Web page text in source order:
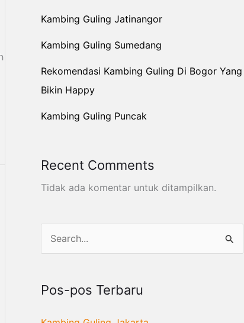
Kambing Guling Jatinangor
Kambing Guling Sumedang
Rekomendasi Kambing Guling Di Bogor Yang
Bikin Happy
Kambing Guling Puncak
Recent Comments
Tidak ada komentar untuk ditampilkan.
i
u
Pos-pos Terbaru